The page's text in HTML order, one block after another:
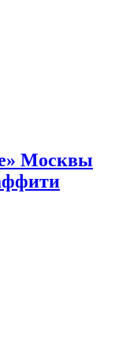
Москвы